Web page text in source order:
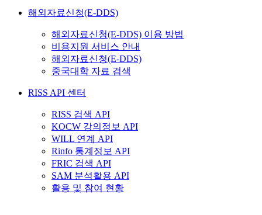
해외자료신청(E-DDS)
해외자료신청(E-DDS) 이용 방법
비용지원 서비스 안내
해외자료신청(E-DDS)
중국대학 자료 검색
RISS API 센터
RISS 검색 API
KOCW 강의정보 API
WILL 연계 API
Rinfo 통계정보 API
FRIC 검색 API
SAM 분석활용 API
활용 및 참여 현황